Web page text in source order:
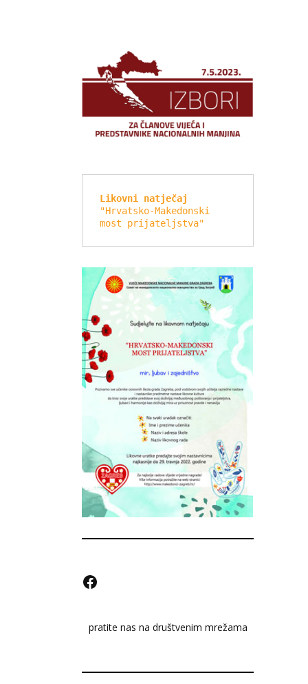
Likovni natječaj
"Hrvatsko-Makedonski
most prijateljstva"
apratite nas na društvenim mrežama